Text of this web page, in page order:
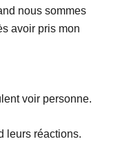
nous sommes
avoir pris mon
voir personne.
leurs réactions.